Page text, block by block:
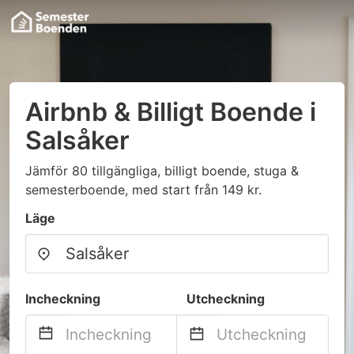
Airbnb & Billigt Boende i
Salsåker
Jämför 80 tillgängliga, billigt boende, stuga &
semesterboende, med start från 149 kr.
Läge
Incheckning Utcheckning